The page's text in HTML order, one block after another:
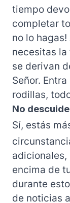
tiempo
completar
no lo hagas!
necesitas la
se derivan
Señor.
rodillas,
No
Sí, estás
adicionales,
encima de
durante
de noticias